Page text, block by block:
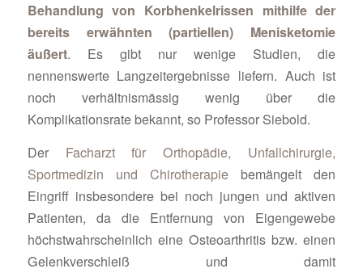
Behandlung von Korbhenkelrissen mithilfe der
bereits erwähnten (partiellen) Menisketomie
äußert. Es gibt nur wenige Studien, die
nennenswerte Langzeitergebnisse liefern. Auch ist
noch verhältnismässig wenig über die
Komplikationsrate bekannt, so Professor Siebold.
Der Facharzt für Orthopädie, Unfallchirurgie,
Sportmedizin und Chirotherapie bemängelt den
Eingriff insbesondere bei noch jungen und aktiven
Patienten, da die Entfernung von Eigengewebe
höchstwahrscheinlich eine Osteoarthritis bzw. einen
Gelenkverschleiß und damit